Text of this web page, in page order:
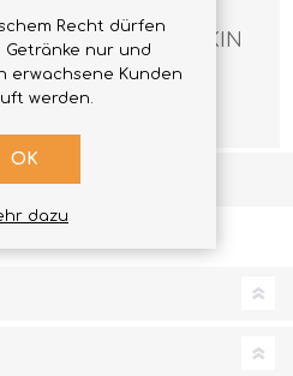
Blechverpackung
LAKARTZE HARLEKIN
ROMBETTI 40 GR
€3,89
Recht dürfen
Getränke nur und
erwachsene Kunden
werden.
OK
dazu